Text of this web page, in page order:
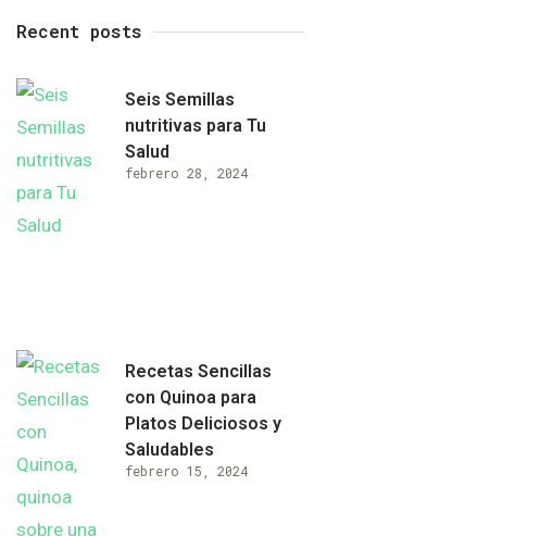
Recent posts
Seis Semillas
nutritivas para Tu
Salud
febrero 28, 2024
Recetas Sencillas
con Quinoa para
Platos Deliciosos y
Saludables
febrero 15, 2024